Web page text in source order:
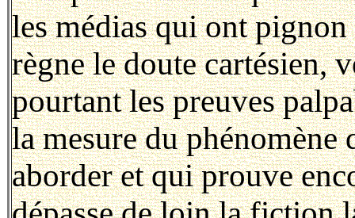
les médias qui ont
règne le doute cartésien,
pourtant les preuves
la mesure du phénomène
aborder et qui prouve